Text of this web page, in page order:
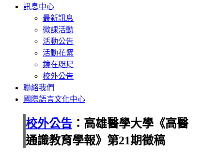
訊息中心
最新訊息
微課活動
活動公告
活動花絮
鏡在咫尺
校外公告
聯絡我們
國際語言文化中心
校外公告 ：高雄醫學大學《高醫
通識教育學報》第21期徵稿